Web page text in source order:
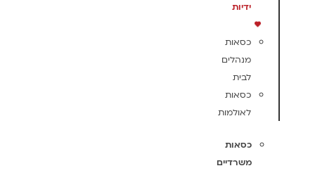
ידיות
כסאות
מנהלים
לבית
כסאות
לאולמות
כסאות
משרדיים